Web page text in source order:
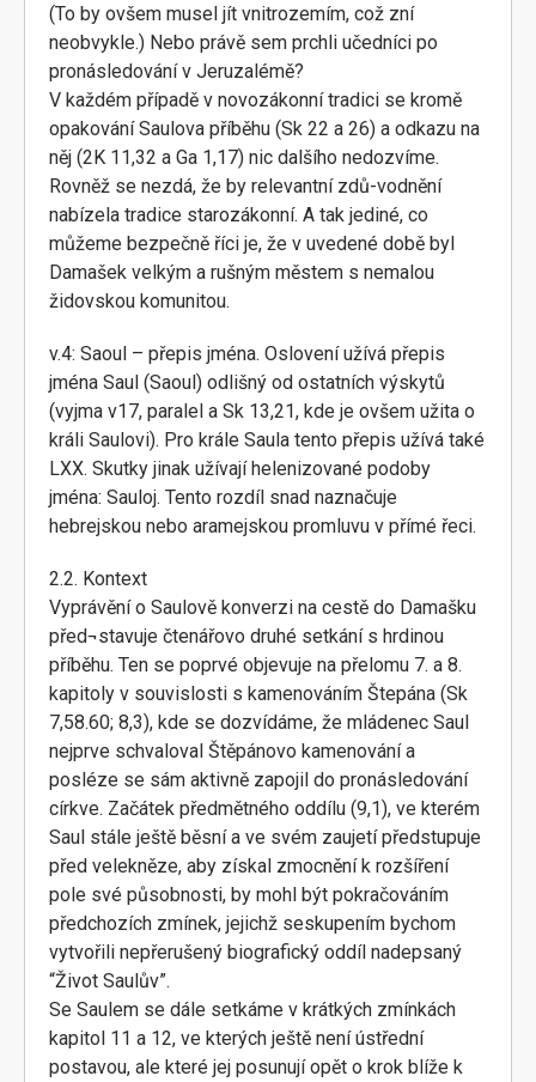
(To by ovšem musel jít vnitrozemím, což zní
neobvykle.) Nebo právě sem prchli učedníci po
pronásledování v Jeruzalémě?
V každém případě v novozákonní tradici se kromě
opakování Saulova příběhu (Sk 22 a 26) a odkazu na
něj (2K 11,32 a Ga 1,17) nic dalšího nedozvíme.
Rovněž se nezdá, že by relevantní zdů-vodnění
nabízela tradice starozákonní. A tak jediné, co
můžeme bezpečně říci je, že v uvedené době byl
Damašek velkým a rušným městem s nemalou
židovskou komunitou.
v.4: Saoul – přepis jména. Oslovení užívá přepis
jména Saul (Saoul) odlišný od ostatních výskytů
(vyjma v17, paralel a Sk 13,21, kde je ovšem užita o
králi Saulovi). Pro krále Saula tento přepis užívá také
LXX. Skutky jinak užívají helenizované podoby
jména: Sauloj. Tento rozdíl snad naznačuje
hebrejskou nebo aramejskou promluvu v přímé řeci.
2.2. Kontext
Vyprávění o Saulově konverzi na cestě do Damašku
před¬stavuje čtenářovo druhé setkání s hrdinou
příběhu. Ten se poprvé objevuje na přelomu 7. a 8.
kapitoly v souvislosti s kamenováním Štepána (Sk
7,58.60; 8,3), kde se dozvídáme, že mládenec Saul
nejprve schvaloval Štěpánovo kamenování a
posléze se sám aktivně zapojil do pronásledování
církve. Začátek předmětného oddílu (9,1), ve kterém
Saul stále ještě běsní a ve svém zaujetí předstupuje
před velekněze, aby získal zmocnění k rozšíření
pole své působnosti, by mohl být pokračováním
předchozích zmínek, jejichž seskupením bychom
vytvořili nepřerušený biografický oddíl nadepsaný
“Život Saulův”.
Se Saulem se dále setkáme v krátkých zmínkách
kapitol 11 a 12, ve kterých ještě není ústřední
postavou, ale které jej posunují opět o krok blíže k